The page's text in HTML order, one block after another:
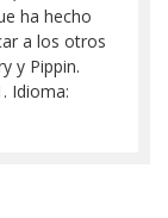
ha hecho
a los otros
y Pippin.
Idioma: